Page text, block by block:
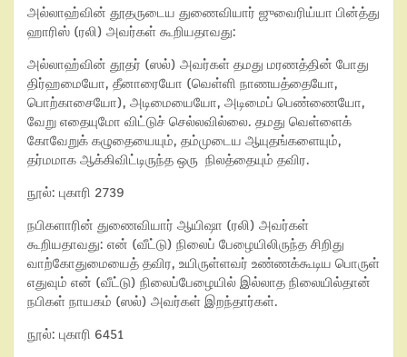
அல்லாஹ்வின் தூதருடைய துணைவியார் ஜுவைரிய்யா பின்த்து
ஹாரிஸ் (ரலி) அவர்கள் கூறியதாவது:
அல்லாஹ்வின் தூதர் (ஸல்) அவர்கள் தமது மரணத்தின் போது
திர்ஹமையோ, தீனாரையோ (வெள்ளி நாணயத்தையோ,
பொற்காசையோ), அடிமையையோ, அடிமைப் பெண்ணையோ,
வேறு எதையுமோ விட்டுச் செல்லவில்லை. தமது வெள்ளைக்
கோவேறுக் கழுதையையும், தம்முடைய ஆயுதங்களையும்,
தர்மமாக ஆக்கிவிட்டிருந்த ஒரு நிலத்தையும் தவிர.
நூல்: புகாரி 2739
நபிகளாரின் துணைவியார் ஆயிஷா (ரலி) அவர்கள்
கூறியதாவது: என் (வீட்டு) நிலைப் பேழையிலிருந்த சிறிது
வாற்கோதுமையைத் தவிர, உயிருள்ளவர் உண்ணக்கூடிய பொருள்
எதுவும் என் (வீட்டு) நிலைப்பேழையில் இல்லாத நிலையில்தான்
நபிகள் நாயகம் (ஸல்) அவர்கள் இறந்தார்கள்.
நூல்: புகாரி 6451